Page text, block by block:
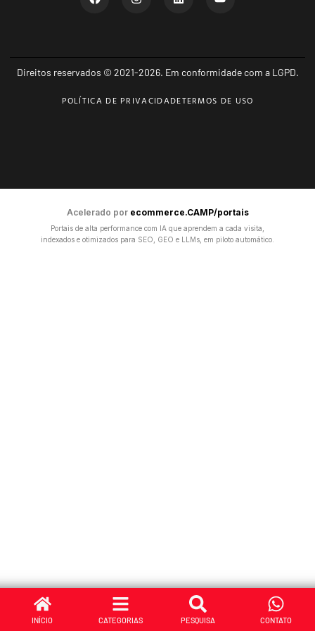
INÍCIO CATEGORIAS PESQUISA CONTATO
Direitos reservados © 2021-2026. Em conformidade com a LGPD.
POLÍTICA DE PRIVACIDADETERMOS DE USO
Acelerado por ecommerce.CAMP/portais
Portais de alta performance com IA que aprendem a cada visita,
indexados e otimizados para SEO, GEO e LLMs, em piloto automático.